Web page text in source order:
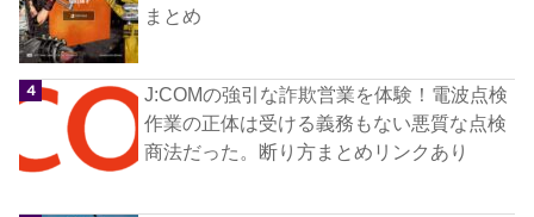
まとめ
J:COMの強引な詐欺営業を体験！電波点検
作業の正体は受ける義務もない悪質な点検
商法だった。断り方まとめリンクあり